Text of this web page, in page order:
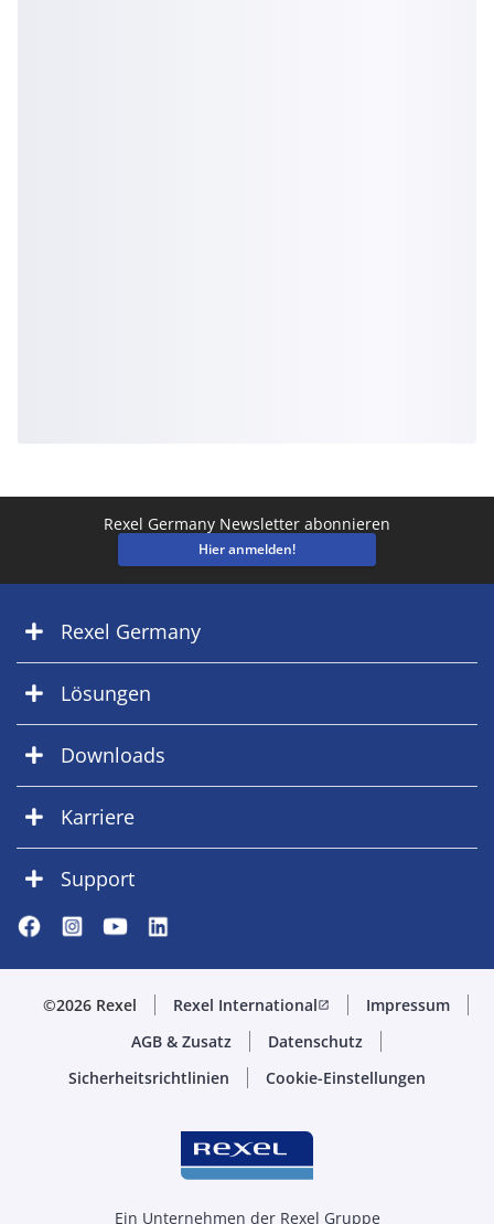
Rexel Germany Newsletter abonnieren
Hier anmelden!
Rexel Germany
Lösungen
Downloads
Karriere
Support
©2026 Rexel Rexel Internationalopen_in_new
Impressum
AGB & Zusatz
Datenschutz
Sicherheitsrichtlinien
Cookie-Einstellungen
Ein Unternehmen der Rexel Gruppe